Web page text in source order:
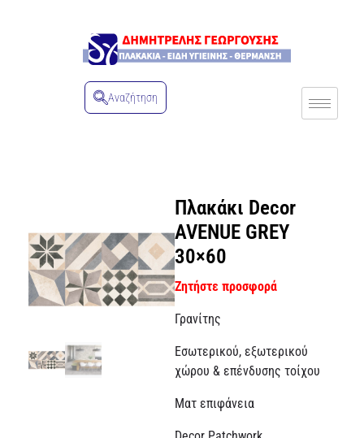
Αναζήτηση
Πλακάκι Decor
AVENUE GREY
30×60
Ζητήστε προσφορά
Γρανίτης
Εσωτερικού, εξωτερικού
χώρου & επένδυσης τοίχου
Ματ επιφάνεια